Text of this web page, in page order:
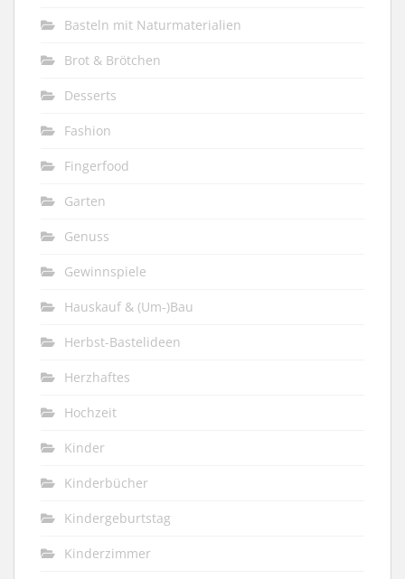
Basteln mit Naturmaterialien
Brot & Brötchen
Desserts
Fashion
Fingerfood
Garten
Genuss
Gewinnspiele
Hauskauf & (Um-)Bau
Herbst-Bastelideen
Herzhaftes
Hochzeit
Kinder
Kinderbücher
Kindergeburtstag
Kinderzimmer